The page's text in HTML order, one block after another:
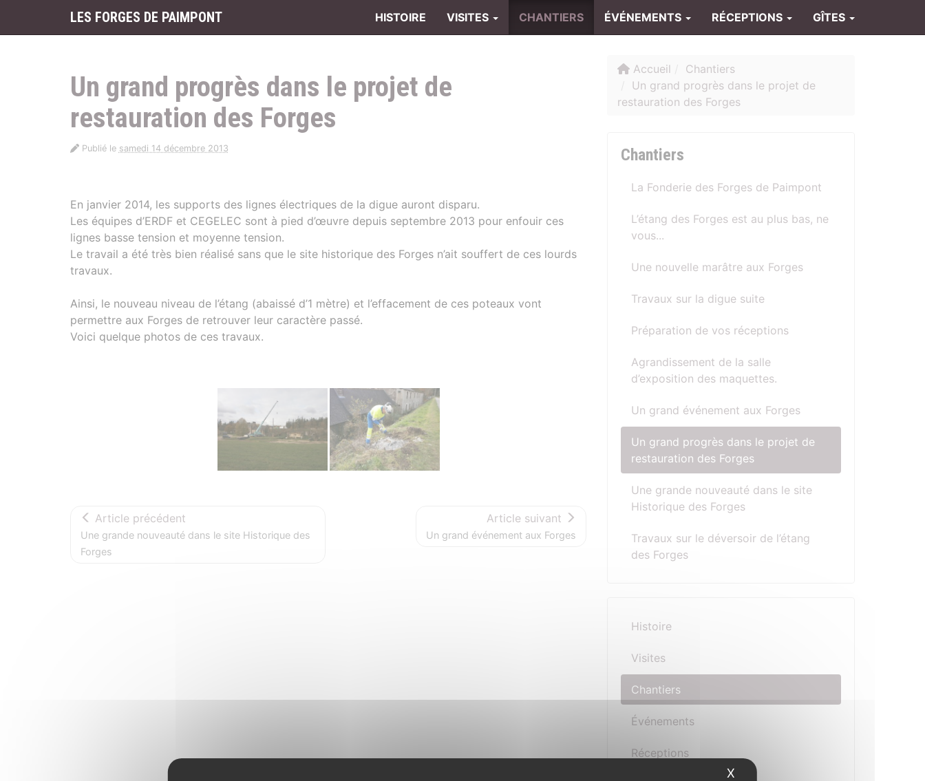
LES FORGES DE PAIMPONT HISTOIRE VISITES CHANTIERS ÉVÉNEMENTS RÉCEPTIONS GÎTES
Un grand progrès dans le projet de
restauration des Forges
Publié le samedi 14 décembre 2013
En janvier 2014, les supports des lignes électriques de la digue auront disparu.
Les équipes d’ERDF et CEGELEC sont à pied d’œuvre depuis septembre 2013 pour enfouir ces
lignes basse tension et moyenne tension.
Le travail a été très bien réalisé sans que le site historique des Forges n’ait souffert de ces lourds
travaux.
Ainsi, le nouveau niveau de l’étang (abaissé d’1 mètre) et l’effacement de ces poteaux vont
permettre aux Forges de retrouver leur caractère passé.
Voici quelque photos de ces travaux.
Article précédent
Une grande nouveauté dans le site Historique des
Forges
Article suivant
Un grand événement aux Forges
Accueil
Chantiers
Un grand progrès dans le projet de
restauration des Forges
Chantiers
La Fonderie des Forges de Paimpont
L’étang des Forges est au plus bas, ne
vous...
Une nouvelle marâtre aux Forges
Travaux sur la digue suite
Préparation de vos réceptions
Agrandissement de la salle
d’exposition des maquettes.
Un grand événement aux Forges
Un grand progrès dans le projet de
restauration des Forges
Une grande nouveauté dans le site
Historique des Forges
Travaux sur le déversoir de l’étang
des Forges
Histoire
Visites
Chantiers
Événements
Réceptions
Panneau de gestion des cookies
X Masquer le bandeau des cookies